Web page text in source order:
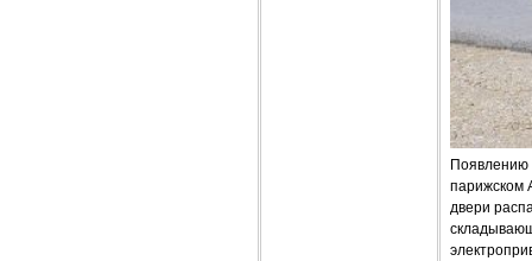
Появлению
парижском
двери